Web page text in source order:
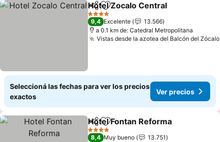
CompartirAñadir a favoritos
Hotel Zocalo Central
4 Estrellas
9,4 Excelente
13.566
a 0.1 km de: Catedral Metropolitana
Vistas desde la azotea del Balcón del Zócalo
Seleccioná las fechas para ver los precios
exactos
Ver precios
CompartirAñadir a favoritos
Hotel Fontan Reforma
4 Estrellas
8,4 Muy bueno
13.751